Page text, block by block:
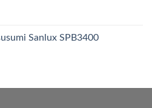
Sanlux SPB3400